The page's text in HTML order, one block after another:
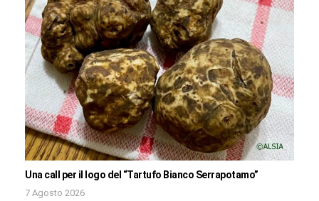
Una call per il logo del “Tartufo Bianco Serrapotamo”
7 Agosto 2026